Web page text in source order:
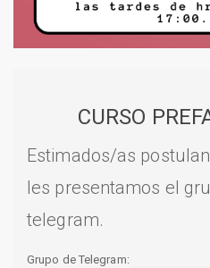
CURSO
Estimados/as
les presentamos el
telegram.
Grupo de Telegram: